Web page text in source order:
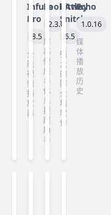
Infuse
Pro
8.5
全
能
视
频
播
放
器
LookAway
2.3.0
屏
幕
健
康
与
休
息
提
醒
助
手
Little
Snitch
6.5
强
大
的
防
火
墙
软
件
Echo
1.0.16
媒
体
播
放
历
史